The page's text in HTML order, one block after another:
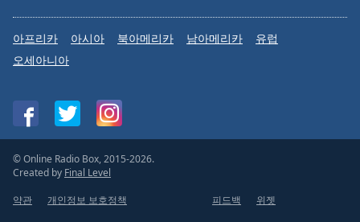
아프리카 아시아 북아메리카 남아메리카
유럽
오세아니아
© Online Radio Box, 2015-2026.
Created by Final Level
약관
개인정보 보호정책 피드백 위젯